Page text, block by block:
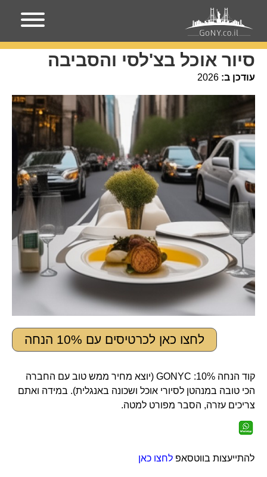
עמוד הבית אירועים בניו-יורק
סיור אוכל בצ'לסי והסביבה
עודכן ב: 2026
לחצו כאן לכרטיסים עם 10% הנחה
קוד הנחה 10%: GONYC (יוצא מחיר ממש טוב עם החברה
הכי טובה במנהטן לסיורי אוכל ושכונה באנגלית). במידה ואתם
צריכים עזרה, הסבר מפורט למטה.
להתייעצות בווטסאפ לחצו כאן